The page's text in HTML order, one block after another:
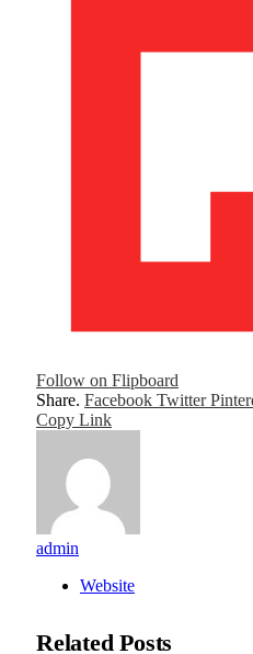
Follow on Flipboard
Share. Facebook Twitter
Copy Link
admin
Website
RelatedPosts